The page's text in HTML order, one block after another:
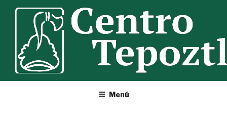
contenido
Menú